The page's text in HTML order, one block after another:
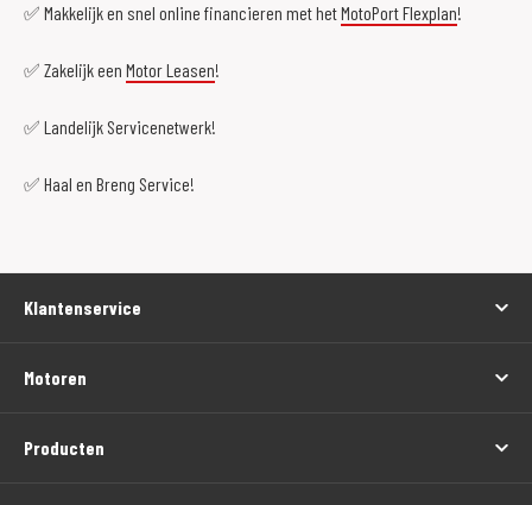
✅ Makkelijk en snel online financieren met hetMotoPort Flexplan!
✅ Zakelijk een Motor Leasen!
✅ Landelijk Servicenetwerk!
✅ Haal en Breng Service!
Klantenservice
Motoren
Producten